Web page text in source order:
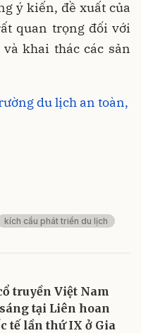
ý kiến, đề xuất của
quan trọng đối với
khai thác các sản
du lịch an toàn,
kích cầu phát triển du lịch
truyền Việt Nam
tại Liên hoan
tế lần thứ IX ở Gia